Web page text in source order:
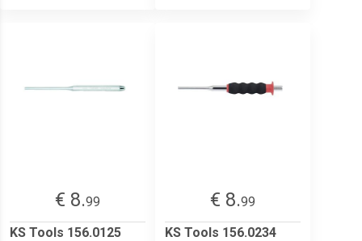
€ 8.99
KS Tools 156.0125
€ 8.99
KS Tools 156.0234